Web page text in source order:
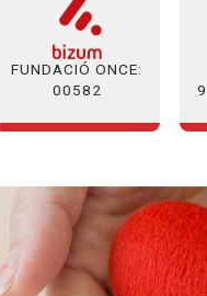
FUNDACIÓ ONCE:
00582